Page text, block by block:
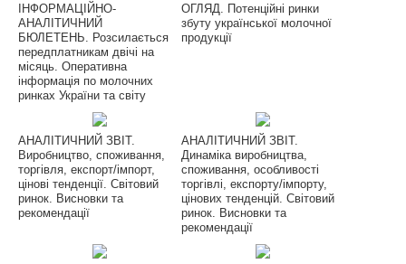
ІНФОРМАЦІЙНО-
АНАЛІТИЧНИЙ
БЮЛЕТЕНЬ. Розсилається
передплатникам двічі на
місяць. Оперативна
інформація по молочних
ринках України та світу
ОГЛЯД. Потенційні ринки
збуту української молочної
продукції
АНАЛІТИЧНИЙ ЗВІТ.
Виробництво, споживання,
торгівля, експорт/імпорт,
цінові тенденції. Світовий
ринок. Висновки та
рекомендації
АНАЛІТИЧНИЙ ЗВІТ.
Динаміка виробництва,
споживання, особливості
торгівлі, експорту/імпорту,
цінових тенденцій. Світовий
ринок. Висновки та
рекомендації